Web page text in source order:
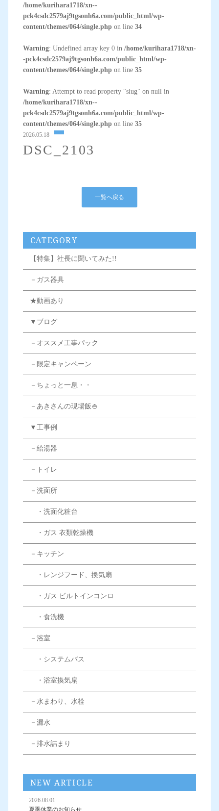
/home/kurihara1718/xn--
pck4csdc2579aj9tgsonh6a.com/public_html/wp-
content/themes/064/single.phpon line 34
Warning: Undefined array key 0 in /home/kurihara1718/xn-
-pck4csdc2579aj9tgsonh6a.com/public_html/wp-
content/themes/064/single.phpon line 35
Warning: Attempt to read property "slug" on null in
/home/kurihara1718/xn--
pck4csdc2579aj9tgsonh6a.com/public_html/wp-
content/themes/064/single.phpon line 35
2026.05.18
DSC_2103
一覧へ戻る
CATEGORY
【特集】社長に聞いてみた!!
－ガス器具
★動画あり
▼ブログ
－オススメ工事パック
－限定キャンペーン
－ちょっと一息・・
－あきさんの現場飯🍚
▼工事例
－給湯器
－トイレ
－洗面所
・洗面化粧台
・ガス 衣類乾燥機
－キッチン
・レンジフード、換気扇
・ガス ビルトインコンロ
・食洗機
－浴室
・システムバス
・浴室換気扇
－水まわり、水栓
－漏水
－排水詰まり
NEW ARTICLE
2026.08.01
夏季休業のお知らせ